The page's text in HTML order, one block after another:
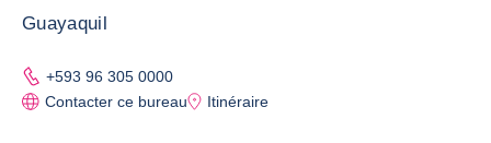
Guayaquil
+593 96 305 0000
Contacter ce bureau
Itinéraire